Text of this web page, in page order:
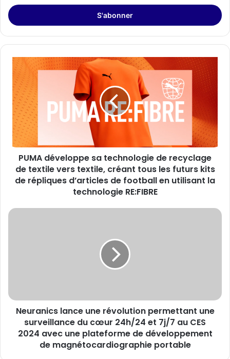
adresse
Email
PUMA
développe
technologie
de
recyclage
de
textile
vers
textile,
créant
tous
kits
la
technologie
RE:FIBRE
PUMA développe sa technologie de recyclage
de textile vers textile, créant tous les futurs kits
de répliques d’articles de football en utilisant la
technologie RE:FIBRE
Neuranics
cœur
24h/24
7j/7
Neuranics lance une révolution permettant une
surveillance du cœur 24h/24 et 7j/7 au CES
2024 avec une plateforme de développement
de magnétocardiographie portable